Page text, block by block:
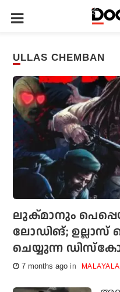
ULLAS CHEMBAN
ലുക്മാനും
ലോഡിങ്; ഉല്ലാസ്
ചെയ്യുന്ന
7 months ago